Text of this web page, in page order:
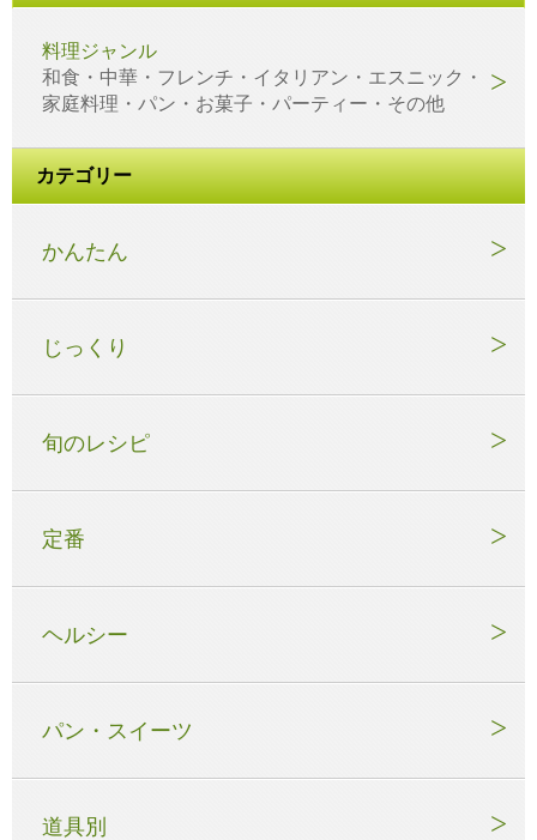
料理ジャンル
和食・中華・フレンチ・イタリアン・エスニック・
家庭料理・パン・お菓子・パーティー・その他
カテゴリー
かんたん
じっくり
旬のレシピ
定番
ヘルシー
パン・スイーツ
道具別